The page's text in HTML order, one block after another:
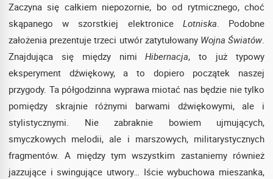
Zaczyna się całkiem niepozornie, bo od rytmicznego, choć
skąpanego w szorstkiej elektronice Lotniska. Podobne
założenia prezentuje trzeci utwór zatytułowany Wojna Światów.
Znajdująca się między nimiHibernacja, to już typowy
eksperyment dźwiękowy, a to dopiero początek naszej
przygody. Ta półgodzinna wyprawa miotać nas będzie nie tylko
pomiędzy skrajnie różnymi barwami dźwiękowymi, ale i
stylistycznymi. Nie zabraknie bowiem ujmujących,
smyczkowych melodii, ale i marszowych, militarystycznych
fragmentów. A między tym wszystkim zastaniemy również
jazzujące i swingujące utwory… Iście wybuchowa mieszanka,